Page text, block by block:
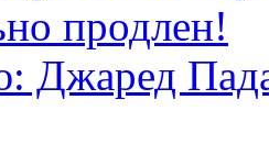
продлен!
Джаред